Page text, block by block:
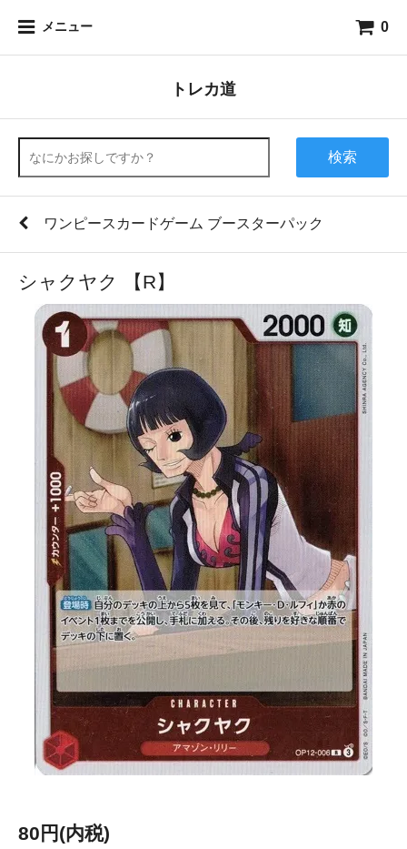
メニュー 0
トレカ道
検索
ワンピースカードゲーム ブースターパック
シャクヤク 【R】
80円(内税)